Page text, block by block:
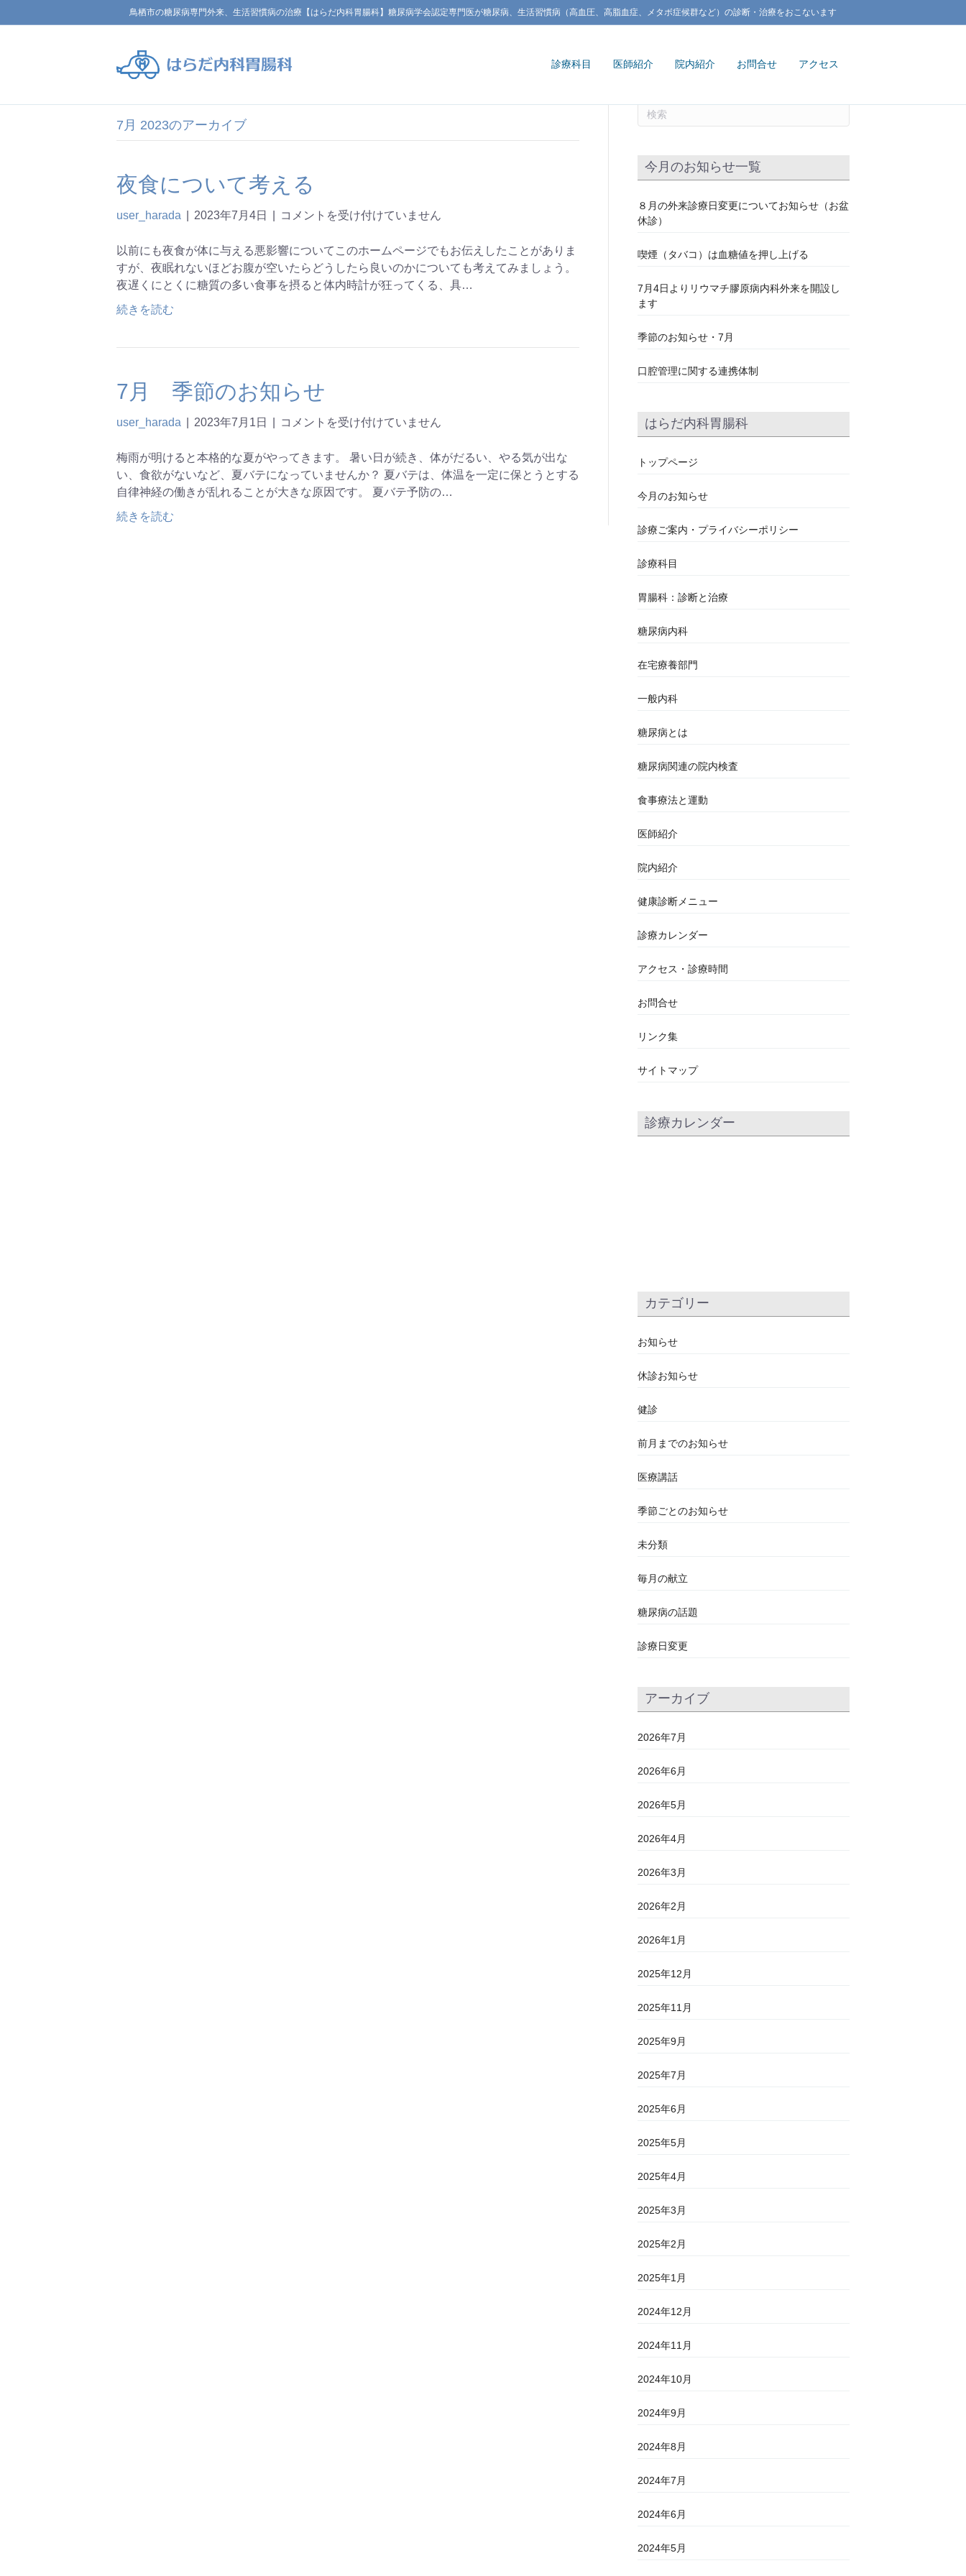
鳥栖市の糖尿病専門外来、生活習慣病の治療【はらだ内科胃腸科】糖尿病学会認定専門医が糖尿病、生活習慣病（高血圧、高脂血症、メタボ症候群など）の診断・治療をおこないます
診療科目 医師紹介 院内紹介 お問合せ アクセス
7月 2023のアーカイブ
夜食について考える
user_harada 2023年7月4日 コメントを受け付けていません
以前にも夜食が体に与える悪影響についてこのホームページでもお伝えしたことがありま
すが、夜眠れないほどお腹が空いたらどうしたら良いのかについても考えてみましょう。
夜遅くにとくに糖質の多い食事を摂ると体内時計が狂ってくる、具…
続きを読む
7月 季節のお知らせ
user_harada 2023年7月1日 コメントを受け付けていません
梅雨が明けると本格的な夏がやってきます。 暑い日が続き、体がだるい、やる気が出な
い、食欲がないなど、夏バテになっていませんか？ 夏バテは、体温を一定に保とうとする
自律神経の働きが乱れることが大きな原因です。 夏バテ予防の…
続きを読む
今月のお知らせ一覧
８月の外来診療日変更についてお知らせ（お盆
休診）
喫煙（タバコ）は血糖値を押し上げる
7月4日よりリウマチ膠原病内科外来を開設し
ます
季節のお知らせ・7月
口腔管理に関する連携体制
はらだ内科胃腸科
トップページ
今月のお知らせ
診療ご案内・プライバシーポリシー
診療科目
胃腸科：診断と治療
糖尿病内科
在宅療養部門
一般内科
糖尿病とは
糖尿病関連の院内検査
食事療法と運動
医師紹介
院内紹介
健康診断メニュー
診療カレンダー
アクセス・診療時間
お問合せ
リンク集
サイトマップ
診療カレンダー
カテゴリー
お知らせ
休診お知らせ
健診
前月までのお知らせ
医療講話
季節ごとのお知らせ
未分類
毎月の献立
糖尿病の話題
診療日変更
アーカイブ
2026年7月
2026年6月
2026年5月
2026年4月
2026年3月
2026年2月
2026年1月
2025年12月
2025年11月
2025年9月
2025年7月
2025年6月
2025年5月
2025年4月
2025年3月
2025年2月
2025年1月
2024年12月
2024年11月
2024年10月
2024年9月
2024年8月
2024年7月
2024年6月
2024年5月